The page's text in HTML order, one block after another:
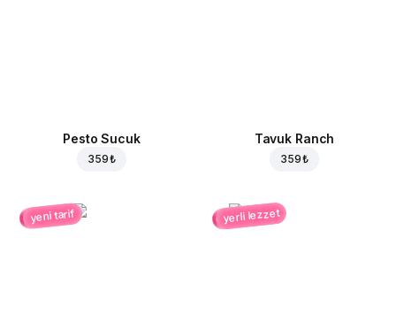
Pesto Sucuk
359 ₺
Tavuk Ranch
359 ₺
yeni tarif yerli lezzet